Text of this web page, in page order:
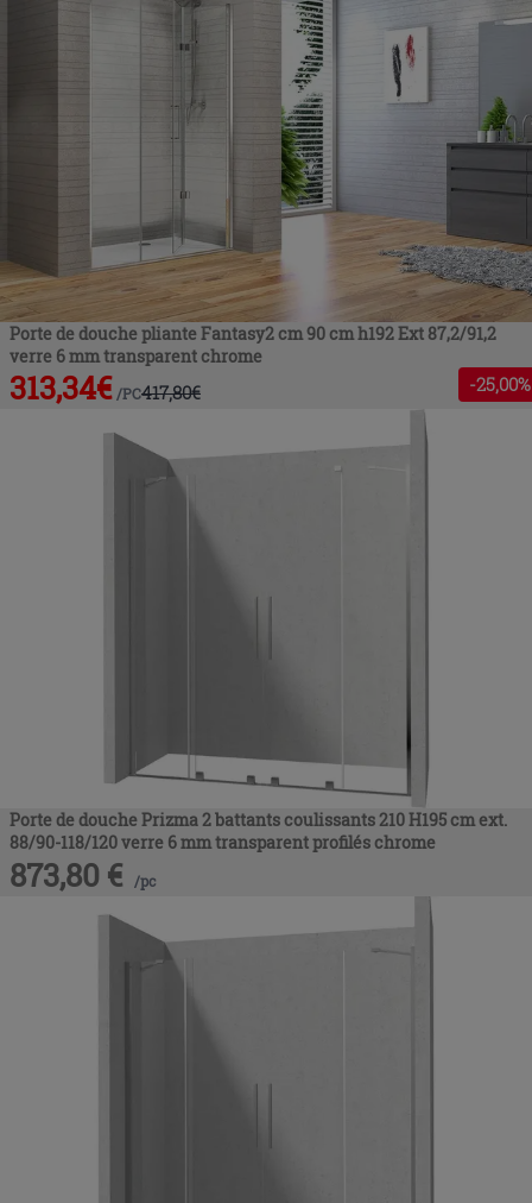
Porte de douche pliante Fantasy2 cm 90 cm h192 Ext 87,2/91,2
verre 6 mm transparent chrome
313,34€ /PC417,80€ -25,00%
Porte de douche Prizma 2 battants coulissants 210 H195 cm ext.
88/90-118/120 verre 6 mm transparent profilés chrome
873,80 € /pc